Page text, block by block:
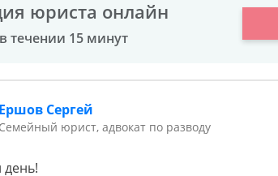
юриста онлайн
течении 15 минут
Ершов Сергей
Семейный юрист, адвокат по разводу